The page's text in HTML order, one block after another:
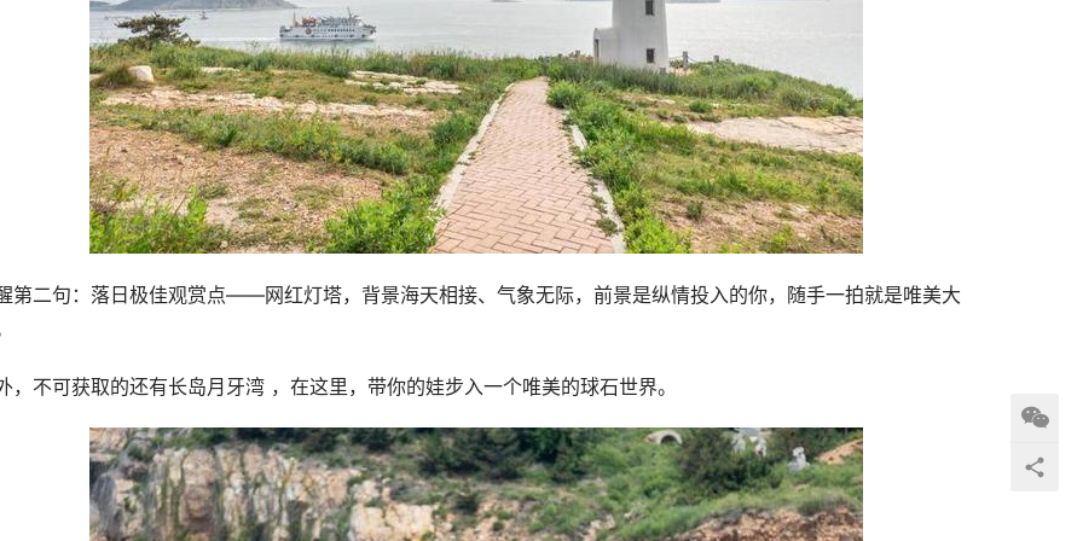
第二句：落日极佳观赏点——网红灯塔，背景海天相接、气象无际，前景是纵情投入的你，随手一拍就是唯美大
，不可获取的还有长岛月牙湾 ，在这里，带你的娃步入一个唯美的球石世界。